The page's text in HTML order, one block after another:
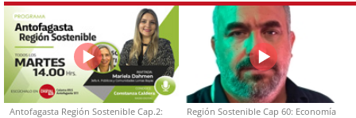
Antofagasta Región Sostenible Cap.2: Región Sostenible Cap 60: Economía